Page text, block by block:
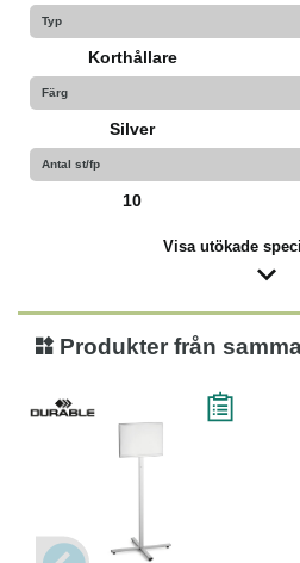
Typ
Korthållare
Färg
Silver
Antal st/fp
10
Visa utökade
Produkter från